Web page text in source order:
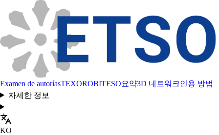
Examen de autoríasTEXOROBITESO요약3D 네트워크인용 방법
자세한 정보
KO